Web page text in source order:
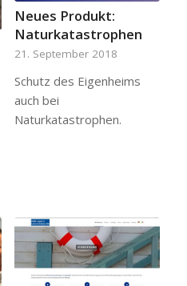
Neues Produkt:
Naturkatastrophen
21. September 2018
Schutz des Eigenheims
auch bei
Naturkatastrophen.